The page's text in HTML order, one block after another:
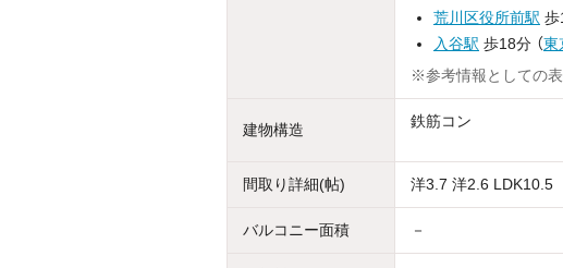
荒川区役所前駅 歩
入谷駅 歩18分 （東
※参考情報としての
建物構造 鉄筋コン
間取り詳細(帖) 洋3.7 洋2.6 LDK10.5
バルコニー面積 －